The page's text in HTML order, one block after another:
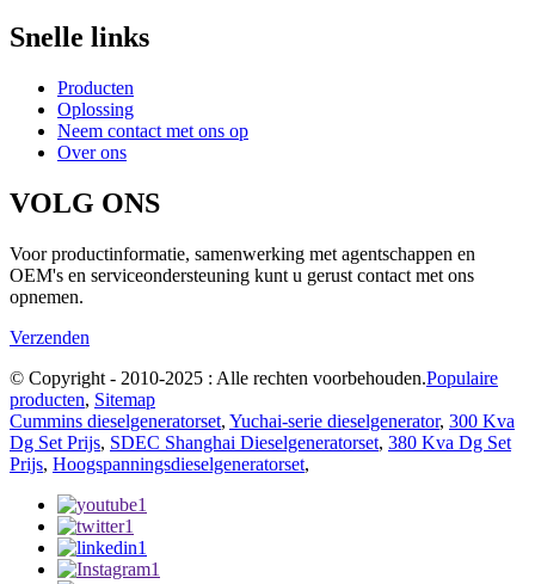
Snelle links
Producten
Oplossing
Neem contact met ons op
Over ons
VOLG ONS
Voor productinformatie, samenwerking met agentschappen en
OEM's en serviceondersteuning kunt u gerust contact met ons
opnemen.
Verzenden
© Copyright - 2010-2025 : Alle rechten voorbehouden.Populaire
producten, Sitemap
Cummins dieselgeneratorset, Yuchai-serie dieselgenerator, 300 Kva
Dg Set Prijs, SDEC Shanghai Dieselgeneratorset, 380 Kva Dg Set
Prijs, Hoogspanningsdieselgeneratorset,